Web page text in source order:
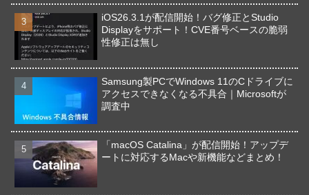
iOS26.3.1が配信開始！バグ修正とStudio
Displayをサポート！CVE番号ベースの脆弱
性修正は無し
Samsung製PCでWindows 11のCドライブに
アクセスできなくなる不具合｜Microsoftが
調査中
「macOS Catalina」が配信開始！アップデ
ートに対応するMacや新機能などまとめ！